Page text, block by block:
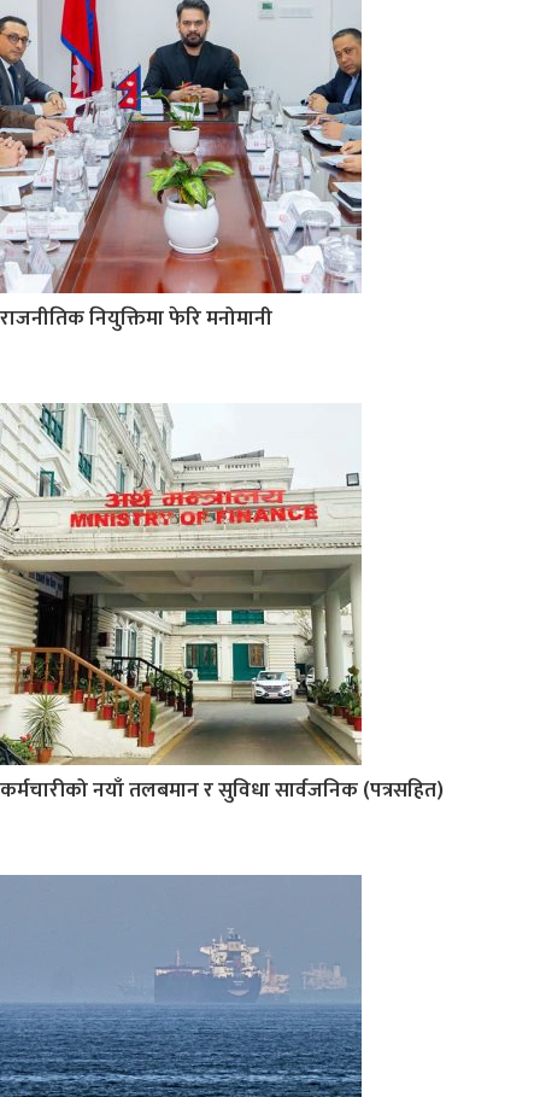
राजनीतिक नियुक्तिमा फेरि मनोमानी
कर्मचारीको नयाँ तलबमान र सुविधा सार्वजनिक (पत्रसहित)